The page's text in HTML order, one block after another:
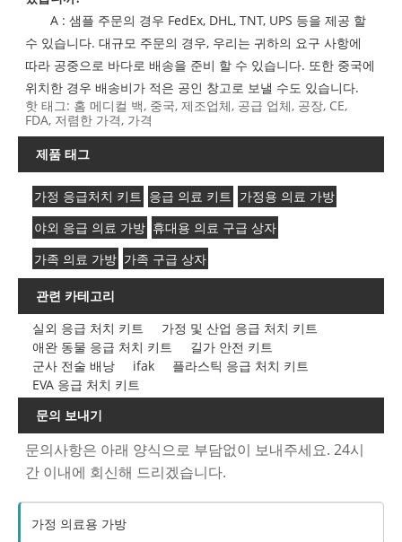
A : 샘플 주문의 경우 FedEx, DHL, TNT, UPS 등을 제공 할
수 있습니다. 대규모 주문의 경우, 우리는 귀하의 요구 사항에
따라 공중으로 바다로 배송을 준비 할 수 있습니다. 또한 중국에
위치한 경우 배송비가 적은 공인 창고로 보낼 수도 있습니다.
핫 태그: 홈 메디컬 백, 중국, 제조업체, 공급 업체, 공장, CE,
FDA, 저렴한 가격, 가격
제품 태그
가정 응급처치 키트 응급 의료 키트 가정용 의료 가방
야외 응급 의료 가방 휴대용 의료 구급 상자
가족 의료 가방 가족 구급 상자
관련 카테고리
실외 응급 처치 키트
가정 및 산업 응급 처치 키트
애완 동물 응급 처치 키트
길가 안전 키트
군사 전술 배낭
ifak
플라스틱 응급 처치 키트
EVA 응급 처치 키트
문의 보내기
문의사항은 아래 양식으로 부담없이 보내주세요. 24시
간 이내에 회신해 드리겠습니다.